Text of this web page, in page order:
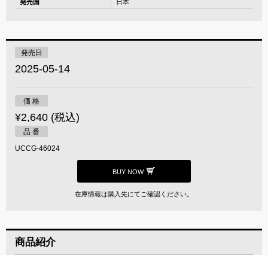
発売国
日本
発売日
2025-05-14
価 格
¥2,640 (税込)
品 番
UCCG-46024
BUY NOW
在庫情報は購入先にてご確認ください。
商品紹介